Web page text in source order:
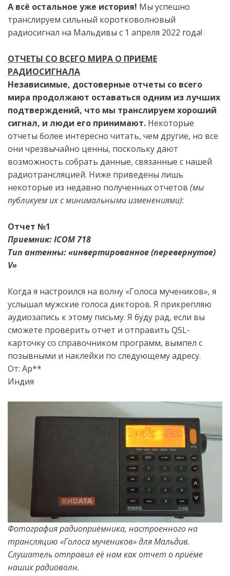
А всё остальное уже история! Мы успешно
транслируем сильный коротковолновый
радиосигнал на Мальдивы с 1 апреля 2022 года!
ОТЧЕТЫ СО ВСЕГО МИРА О ПРИЕМЕ
РАДИОСИГНАЛА
Независимые, достоверные отчеты со всего
мира продолжают оставаться одним из лучших
подтверждений, что мы транслируем хороший
сигнал, и люди его принимают. Некоторые
отчеты более интересно читать, чем другие, но все
они чрезвычайно ценны, поскольку дают
возможность собрать данные, связанные с нашей
радиотрансляцией. Ниже приведены лишь
некоторые из недавно полученных отчетов (мы
публикуем их с минимальными изменениями):
Отчет №1
Приемник: ICOM 718
Тип антенны: «инвертированное (перевернутое)
V»
Когда я настроился на волну «Голоса мучеников», я
услышал мужские голоса дикторов. Я прикрепляю
аудиозапись к этому письму. Я буду рад, если вы
сможете проверить отчет и отправить QSL-
карточку со справочником программ, вымпел с
позывными и наклейки по следующему адресу.
От: Ар**
Индия
Фотография радиоприёмника, настроенного на
трансляцию «Голоса мучеников» для Мальдив.
Слушатель отправил её нам как отчет о приёме
наших радиоволн.